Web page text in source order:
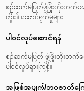
စဉ်ဆက်မပြတ်ဖွံ့ဖြိုးတိုးတက်ရေ
တို့၏ ဆောင်ရွက်မှုများ
ပါဝင်လုပ်ဆောင်ရန်
စဉ်ဆက်မပြတ် ဖွံ့ဖြိုးတိုးတက်ရေ
ပါဝင်လှုပ်ရှားကြစို့။
အဖြစ်အပျက်/ဘဝဇာတ်‌ကြေ